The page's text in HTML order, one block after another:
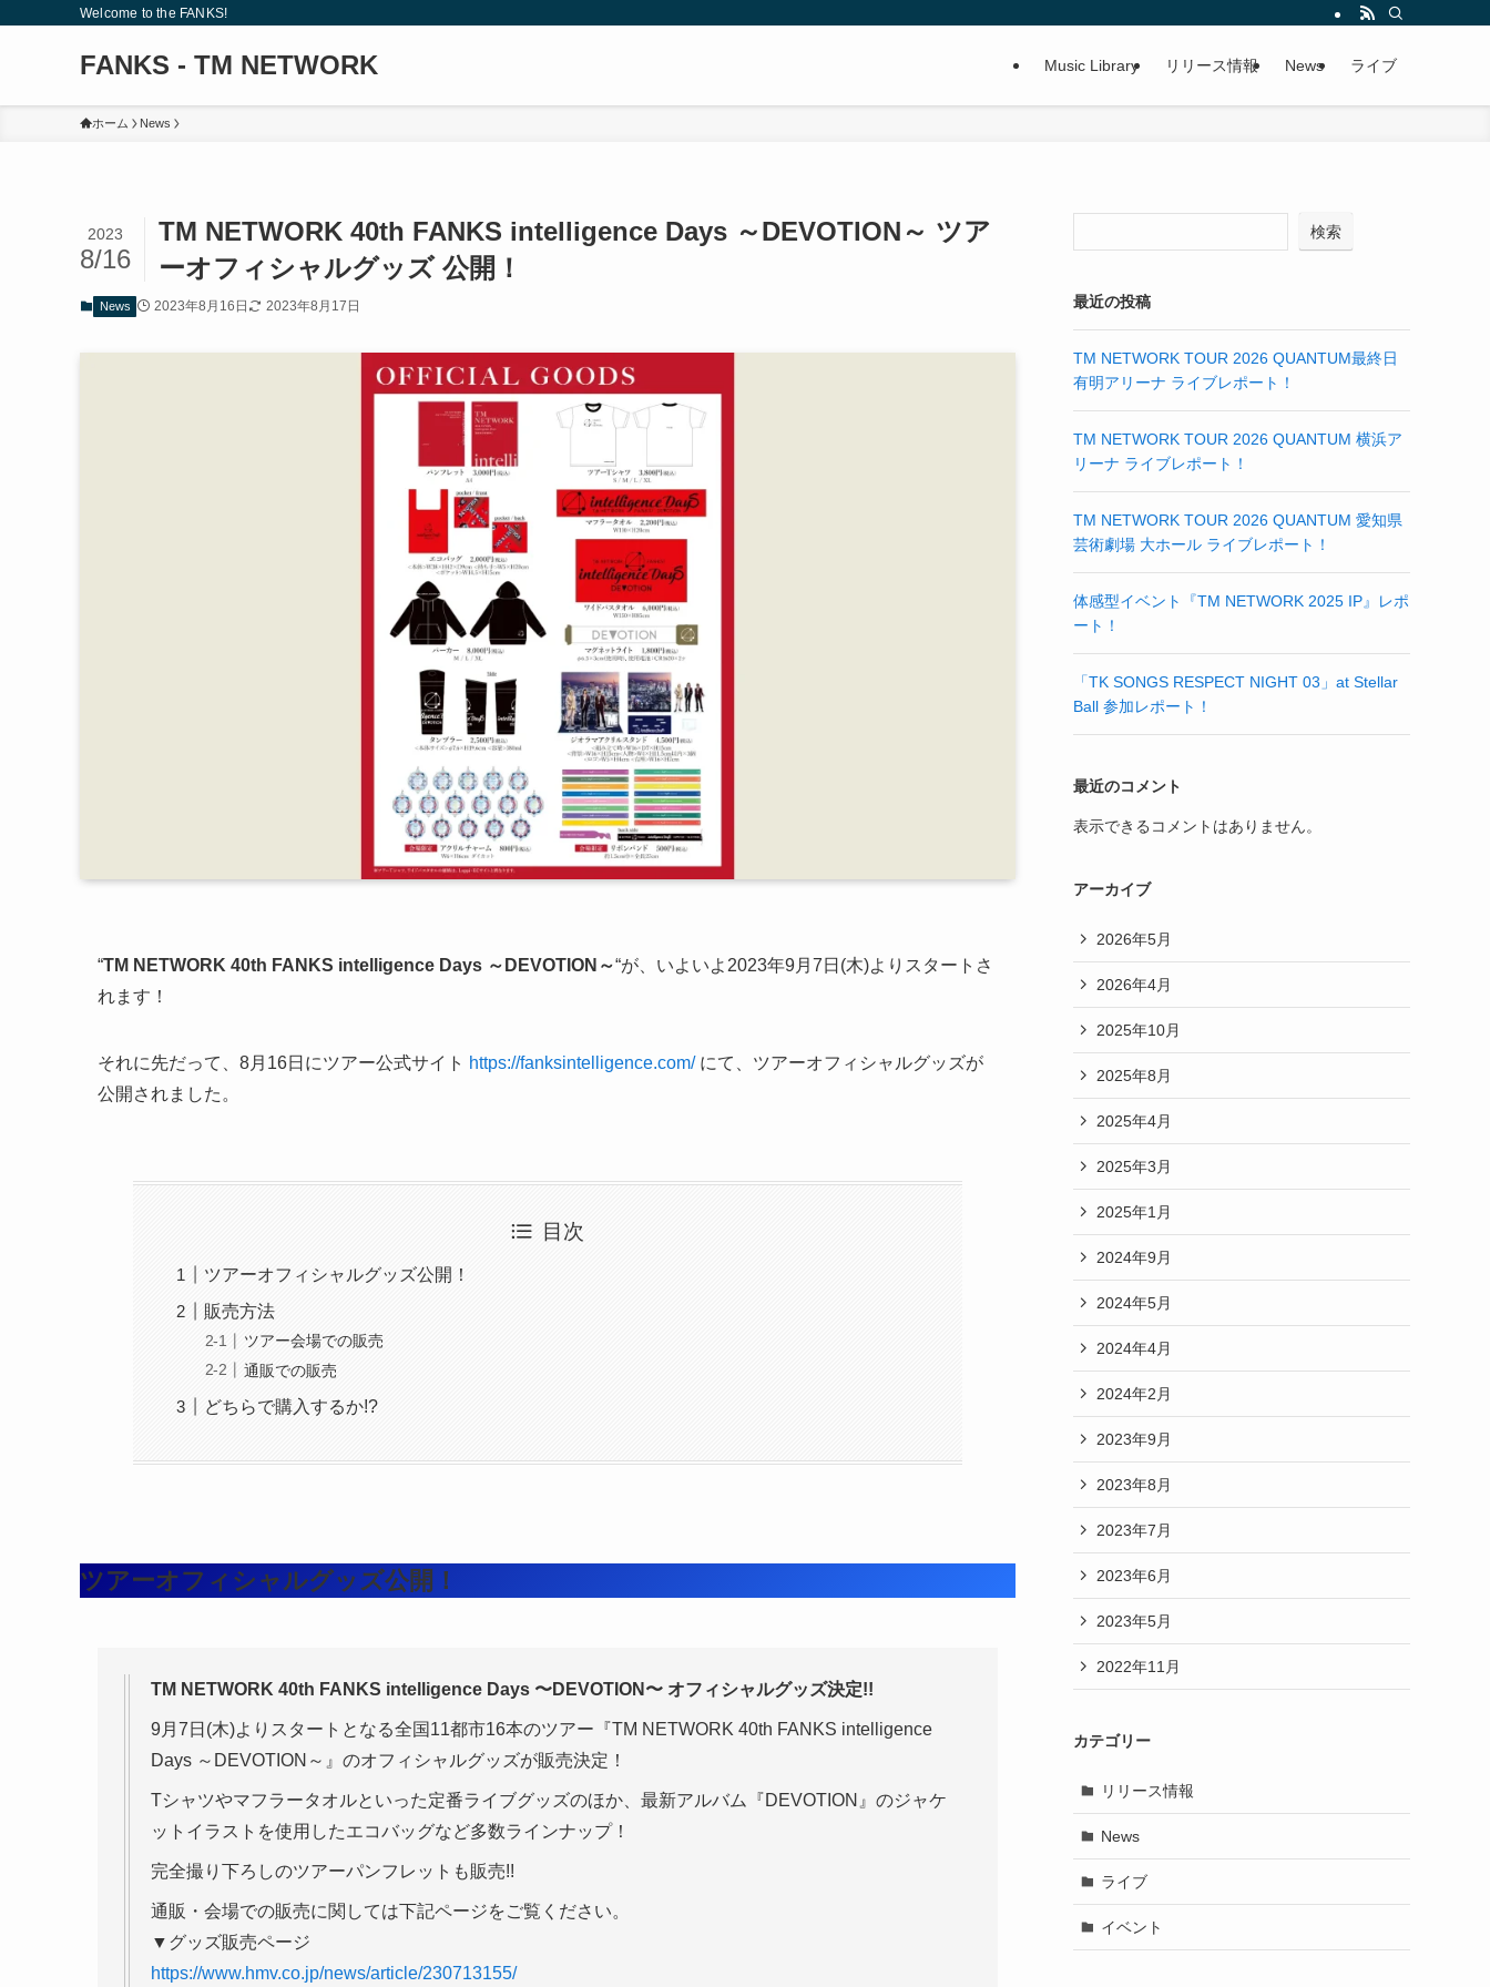
Welcome to the FANKS!
FANKS - TM NETWORK Music Library リリース情報 News ライブ
ホーム News
TM NETWORK 40th FANKS intelligence Days ～DEVOTION～ ツア
ーオフィシャルグッズ 公開！
2023
8/16
News 2023年8月16日 2023年8月17日
“TM NETWORK 40th FANKS intelligence Days ～DEVOTION～“が、いよいよ2023年9月7日(木)よりスタートさ
れます！
それに先だって、8月16日にツアー公式サイト https://fanksintelligence.com/にて、ツアーオフィシャルグッズが
公開されました。
目次
ツアーオフィシャルグッズ公開！
販売方法
ツアー会場での販売
通販での販売
どちらで購入するか!?
ツアーオフィシャルグッズ公開！
TM NETWORK 40th FANKS intelligence Days 〜DEVOTION〜 オフィシャルグッズ決定!!
9月7日(木)よりスタートとなる全国11都市16本のツアー『TM NETWORK 40th FANKS intelligence
Days ～DEVOTION～』のオフィシャルグッズが販売決定！
Tシャツやマフラータオルといった定番ライブグッズのほか、最新アルバム『DEVOTION』のジャケ
ットイラストを使用したエコバッグなど多数ラインナップ！
完全撮り下ろしのツアーパンフレットも販売!!
通販・会場での販売に関しては下記ページをご覧ください。
▼グッズ販売ページ
https://www.hmv.co.jp/news/article/230713155/
検索
最近の投稿
TM NETWORK TOUR 2026 QUANTUM最終日
有明アリーナ ライブレポート！
TM NETWORK TOUR 2026 QUANTUM 横浜ア
リーナ ライブレポート！
TM NETWORK TOUR 2026 QUANTUM 愛知県
芸術劇場 大ホール ライブレポート！
体感型イベント『TM NETWORK 2025 IP』レポ
ート！
「TK SONGS RESPECT NIGHT 03」at Stellar
Ball 参加レポート！
最近のコメント
表示できるコメントはありません。
アーカイブ
2026年5月
2026年4月
2025年10月
2025年8月
2025年4月
2025年3月
2025年1月
2024年9月
2024年5月
2024年4月
2024年2月
2023年9月
2023年8月
2023年7月
2023年6月
2023年5月
2022年11月
カテゴリー
リリース情報
News
ライブ
イベント